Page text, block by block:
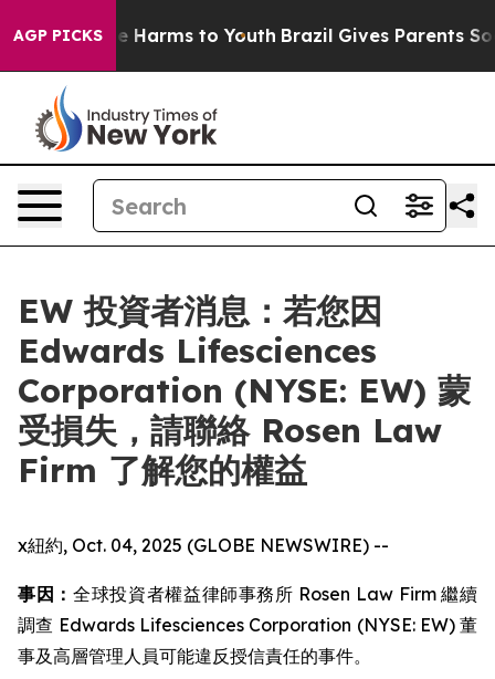
AGP PICKS
to Abate Harms to Youth Brazil Gives Parents
EW 投資者消息：若您因
Edwards Lifesciences
Corporation (NYSE: EW) 蒙
受損失，請聯絡 Rosen Law
Firm 了解您的權益
x紐約, Oct. 04, 2025 (GLOBE NEWSWIRE) --
事因： 全球投資者權益律師事務所 Rosen Law Firm 繼續
調查 Edwards Lifesciences Corporation (NYSE: EW) 董
事及高層管理人員可能違反授信責任的事件。